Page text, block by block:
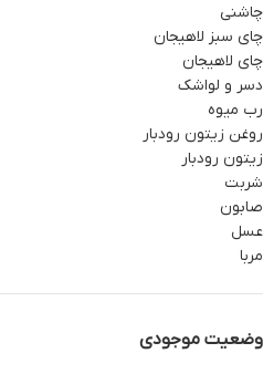
چاشنی
چای سبز لاهیجان
چای لاهیجان
دسر و لواشک
رب میوه
روغن زیتون رودبار
زیتون رودبار
شربت
صابون
عسل
مربا
وضعیت موجودی